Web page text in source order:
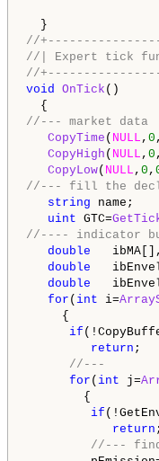
//
//| Expert tick
//
void OnTick ()
//--- market data
CopyTime ( NULL , 0 ,
CopyHigh ( NULL , 0 ,
CopyLow( NULL , 0 ,
//--- fill the
string name;
uint GTC=
//---- indicator
double
double
double
for ( int i=
{
if
return ;
//---
for ( int j=
{
if
return ;
//--- find